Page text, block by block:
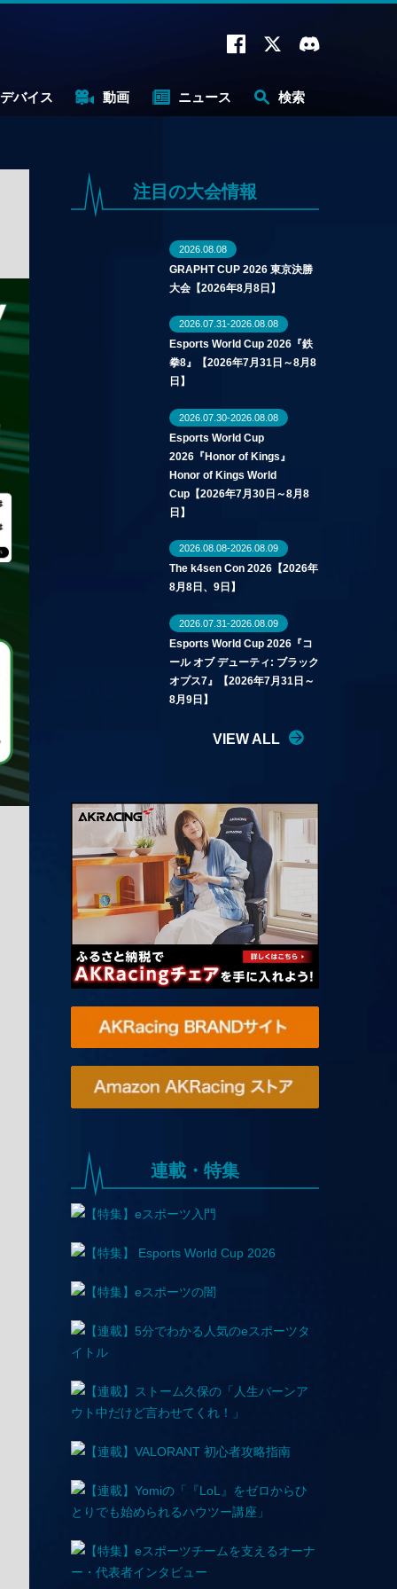
デバイス 動画 ニュース 検索
注目の大会情報
2026.08.08
GRAPHT CUP 2026 東京決勝
大会【2026年8月8日】
2026.07.31-2026.08.08
Esports World Cup 2026『鉄
拳8』【2026年7月31日～8月8
日】
2026.07.30-2026.08.08
Esports World Cup
2026『Honor of Kings』
Honor of Kings World
Cup【2026年7月30日～8月8
日】
2026.08.08-2026.08.09
The k4sen Con 2026【2026年
8月8日、9日】
2026.07.31-2026.08.09
Esports World Cup 2026『コ
ール オブ デューティ: ブラック
オプス7』【2026年7月31日～
8月9日】
VIEW ALL
連載・特集